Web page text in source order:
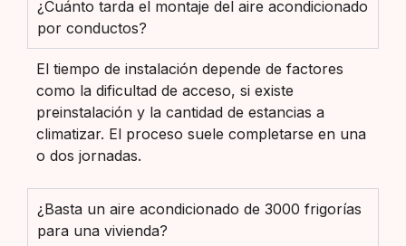
¿Cuánto tarda el montaje del aire acondicionado
por conductos?
El tiempo de instalación depende de factores
como la dificultad de acceso, si existe
preinstalación y la cantidad de estancias a
climatizar. El proceso suele completarse en una
o dos jornadas.
¿Basta un aire acondicionado de 3000 frigorías
para una vivienda?